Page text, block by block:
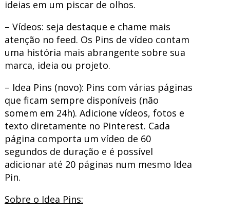
ideias em um piscar de olhos.
– Vídeos: seja destaque e chame mais
atenção no feed. Os Pins de vídeo contam
uma história mais abrangente sobre sua
marca, ideia ou projeto.
– Idea Pins (novo): Pins com várias páginas
que ficam sempre disponíveis (não
somem em 24h). Adicione vídeos, fotos e
texto diretamente no Pinterest. Cada
página comporta um vídeo de 60
segundos de duração e é possível
adicionar até 20 páginas num mesmo Idea
Pin.
Sobre o Idea Pins: